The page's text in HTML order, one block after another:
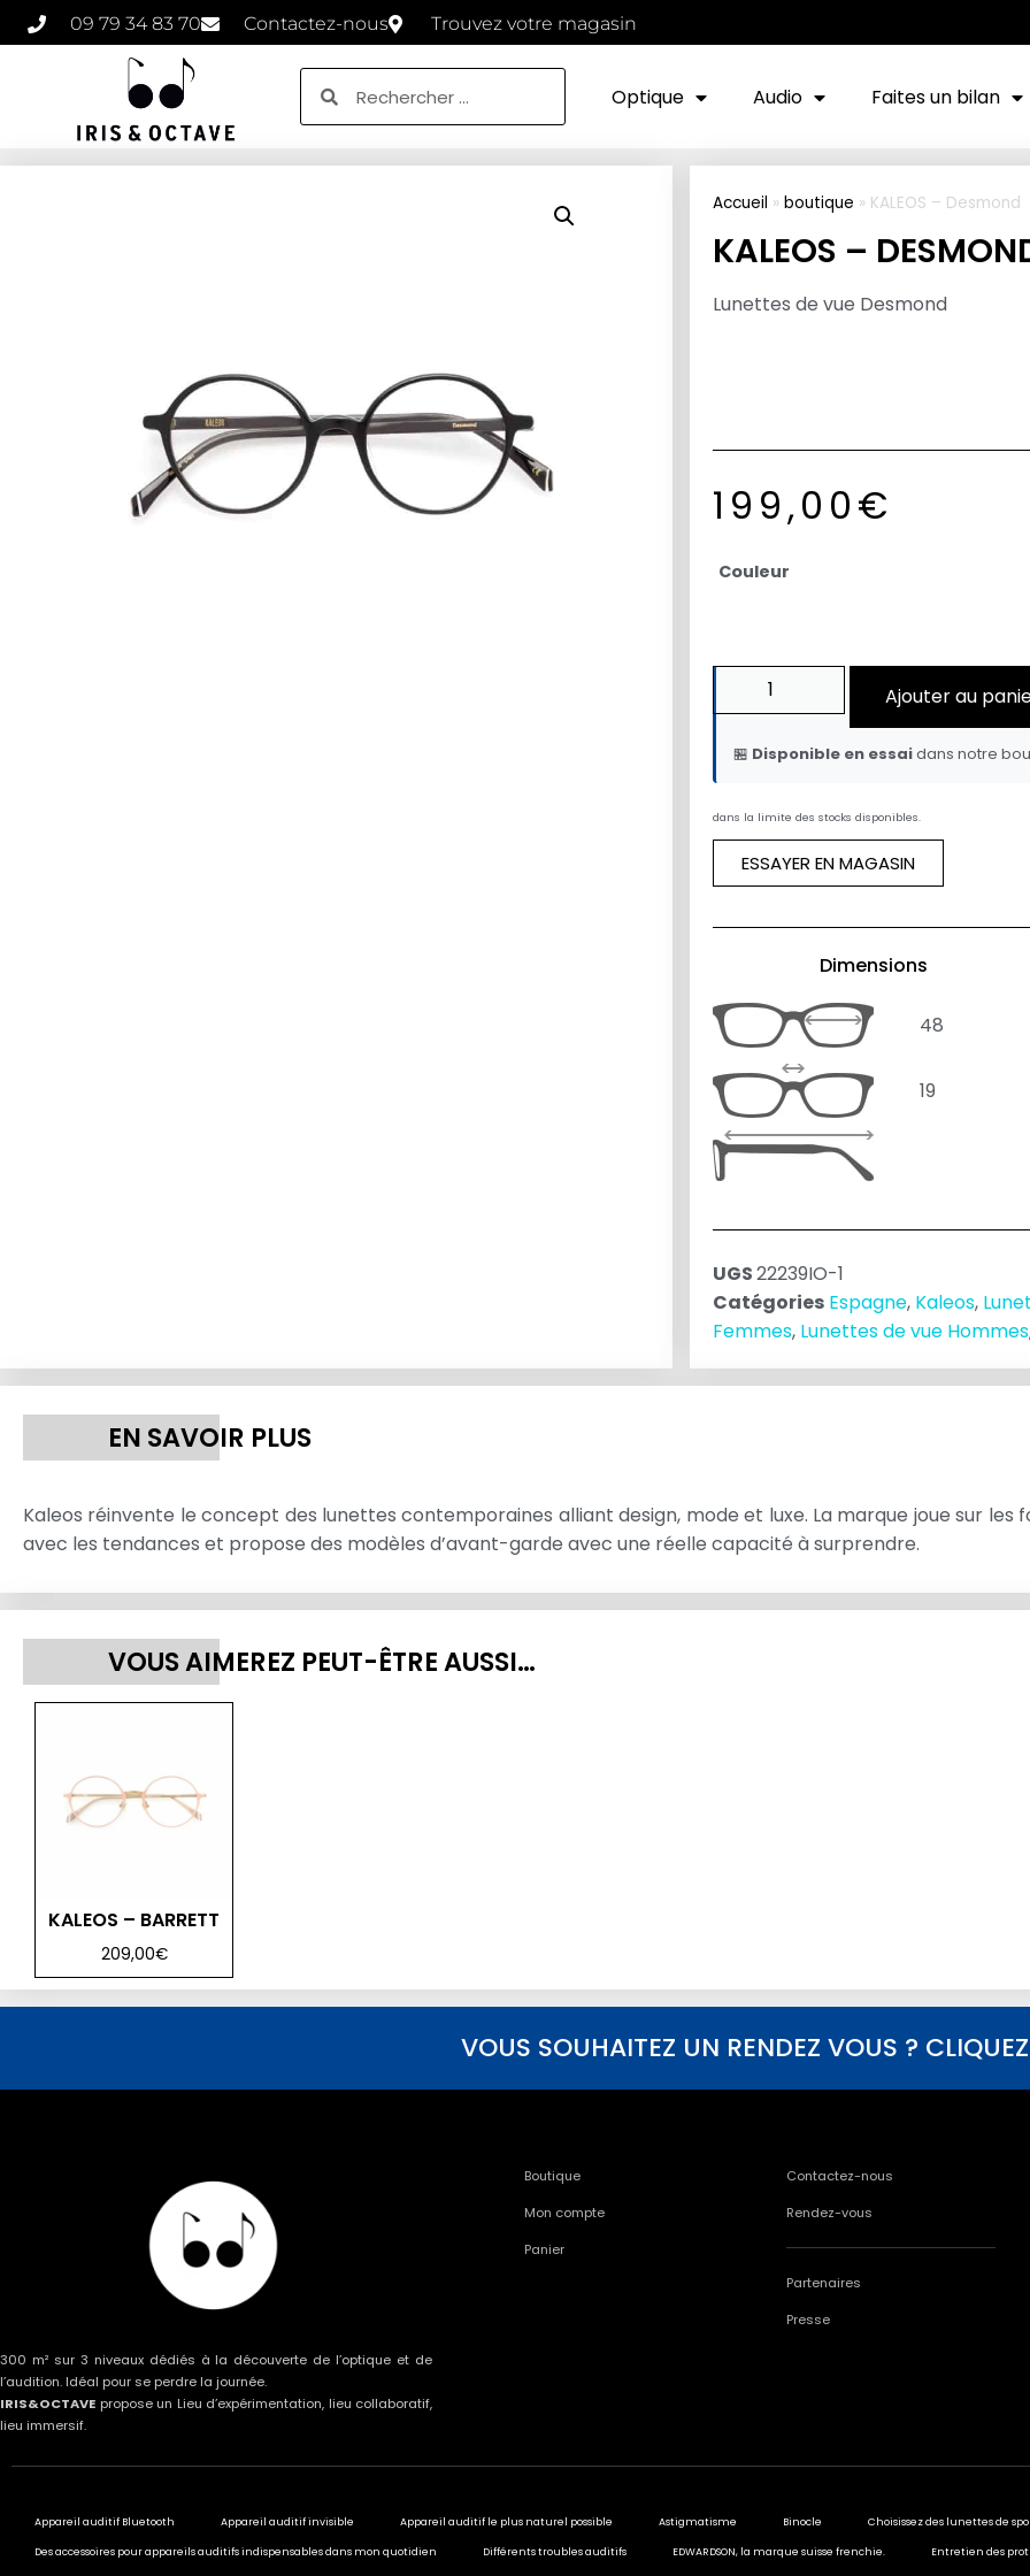
09 79 34 83 70 Contactez-nous Trouvez votre magasin
Optique Audio Faites un bilan
Accueil » boutique » KALEOS – Desmond
KALEOS –
Lunettes de vue Desmond
199,00€
Couleur
Ajouter au
🏪 Disponible en essaidans notre
dans la limite des stocks disponibles.
ESSAYER EN MAGASIN
Dimensions
48
19
UGS22239IO-1
Catégories Espagne, Kaleos,
Femmes, Lunettes de vue Hommes
EN SAVOIR PLUS
Kaleos réinvente le concept des lunettes contemporaines alliant design, mode et luxe. La marque joue sur les
avec les tendances et propose des modèles d’avant-garde avec une réelle capacité à surprendre.
VOUS AIMEREZ PEUT-ÊTRE AUSSI…
KALEOS – BARRETT
209,00€
VOUS SOUHAITEZ UN RENDEZ VOUS ?
300 m² sur 3 niveaux dédiés à la découverte de l’optique et de
l’audition. Idéal pour se perdre la journée.
IRIS&OCTAVE propose un Lieu d’expérimentation, lieu collaboratif,
lieu immersif.
Boutique
Mon compte
Panier
Contactez-nous
Rendez-vous
Partenaires
Presse
Appareil auditif Bluetooth Appareil auditif invisible Appareil auditif le plus naturel possible Astigmatisme Binocle Choisissez des lunettes de
Des accessoires pour appareils auditifs indispensables dans mon quotidien Différents troubles auditifs EDWARDSON, la marque suisse frenchie. Entretien des